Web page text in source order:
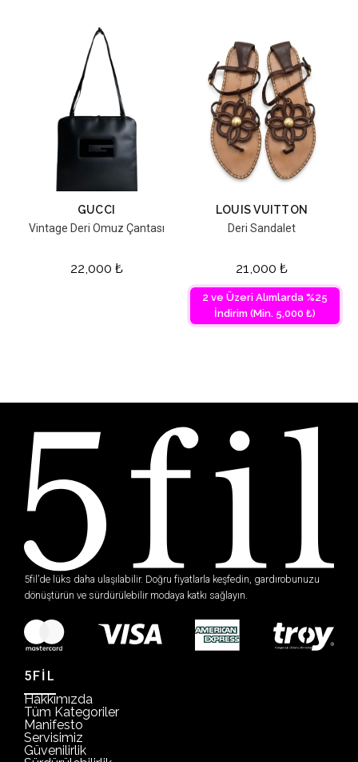
GUCCI
Vintage Deri Omuz Çantası
22,000 ₺
LOUIS VUITTON
Deri Sandalet
21,000 ₺
2 ve Üzeri Alımlarda %25
İndirim (Min. 5,000 ₺)
5fil’de lüks daha ulaşılabilir. Doğru fiyatlarla keşfedin, gardırobunuzu
dönüştürün ve sürdürülebilir modaya katkı sağlayın.
5FİL
Hakkımızda
Tüm Kategoriler
Manifesto
Servisimiz
Güvenilirlik